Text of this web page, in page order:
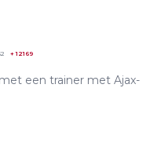
+12169
een trainer met Ajax-